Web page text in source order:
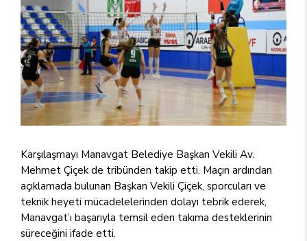
Karşılaşmayı Manavgat Belediye Başkan Vekili Av.
Mehmet Çiçek de tribünden takip etti. Maçın ardından
açıklamada bulunan Başkan Vekili Çiçek, sporcuları ve
teknik heyeti mücadelelerinden dolayı tebrik ederek,
Manavgat’ı başarıyla temsil eden takıma desteklerinin
süreceğini ifade etti.